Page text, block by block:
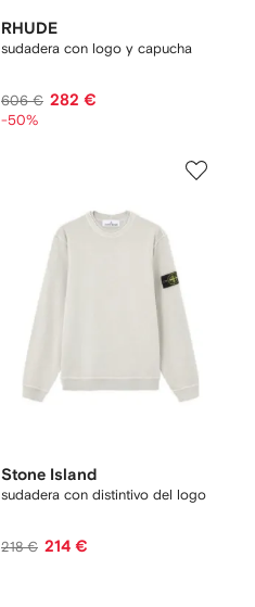
RHUDE
sudadera con logo y capucha
606 € 282 €
-50%
Stone Island
sudadera con distintivo del logo
218 € 214 €